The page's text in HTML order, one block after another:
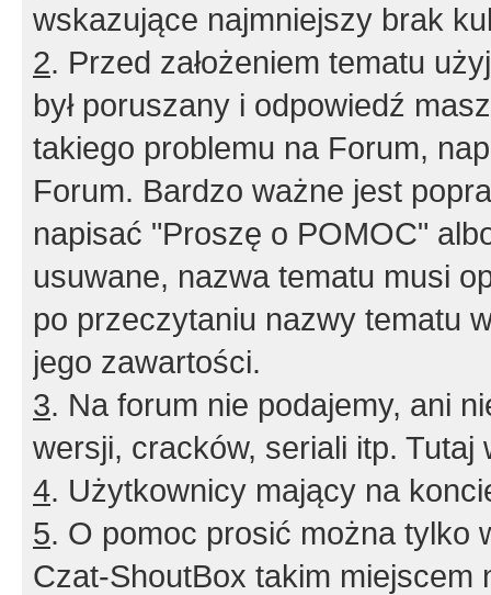
wskazujące najmniejszy brak
2. Przed założeniem tematu
był poruszany i odpowiedź
takiego problemu na Forum,
Forum. Bardzo ważne jest
napisać "Proszę o POMOC"
usuwane, nazwa tematu musi
po przeczytaniu nazwy tematu
jego zawartości.
3. Na forum nie podajemy, ani
wersji, cracków, seriali itp. Tutaj
4. Użytkownicy mający na
5. O pomoc prosić można tylko
Czat-ShoutBox takim miejscem